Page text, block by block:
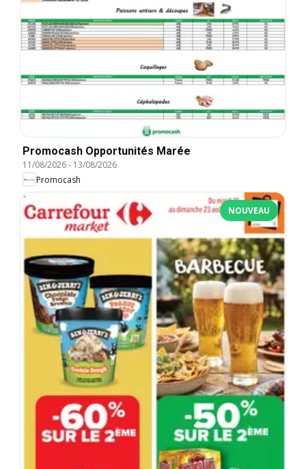
Promocash Opportunités Marée
11/08/2026- 13/08/2026
Promocash
NOUVEAU